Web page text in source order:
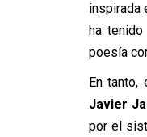
inspirada
ha
poesía
En tanto,
Javier
por el